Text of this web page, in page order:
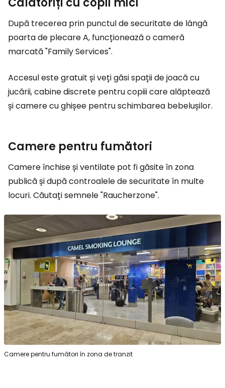
După trecerea prin punctul de securitate de lângă
poarta de plecare A, funcționează o cameră
marcată "Family Services".
Accesul este gratuit și veți găsi spații de joacă cu
jucării, cabine discrete pentru copiii care alăptează
și camere cu ghișee pentru schimbarea bebelușilor.
Camere pentru fumători
Camere închise și ventilate pot fi găsite în zona
publică și după controalele de securitate în multe
locuri. Căutați semnele "Raucherzone".
Camere pentru fumători în zona de tranzit